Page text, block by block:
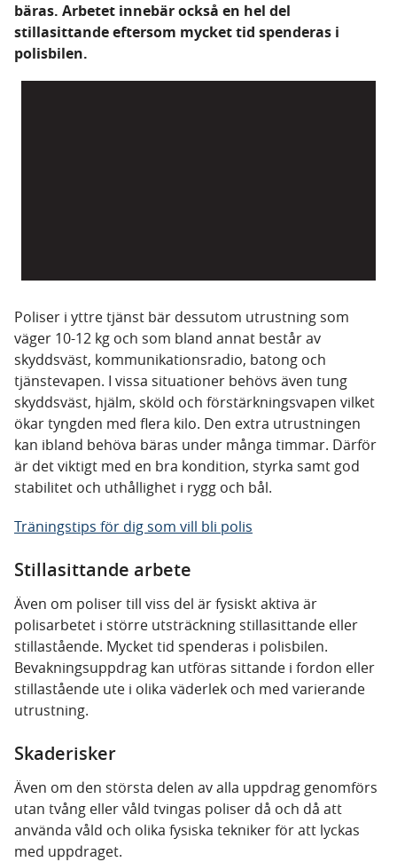
bäras. Arbetet innebär också en hel del
stillasittande eftersom mycket tid spenderas i
polisbilen.
Poliser i yttre tjänst bär dessutom utrustning som
väger 10-12 kg och som bland annat består av
skyddsväst, kommunikationsradio, batong och
tjänstevapen. I vissa situationer behövs även tung
skyddsväst, hjälm, sköld och förstärkningsvapen vilket
ökar tyngden med flera kilo. Den extra utrustningen
kan ibland behöva bäras under många timmar. Därför
är det viktigt med en bra kondition, styrka samt god
stabilitet och uthållighet i rygg och bål.
Träningstips för dig som vill bli polis
Stillasittande arbete
Även om poliser till viss del är fysiskt aktiva är
polisarbetet i större utsträckning stillasittande eller
stillastående. Mycket tid spenderas i polisbilen.
Bevakningsuppdrag kan utföras sittande i fordon eller
stillastående ute i olika väderlek och med varierande
utrustning.
Skaderisker
Även om den största delen av alla uppdrag genomförs
utan tvång eller våld tvingas poliser då och då att
använda våld och olika fysiska tekniker för att lyckas
med uppdraget.